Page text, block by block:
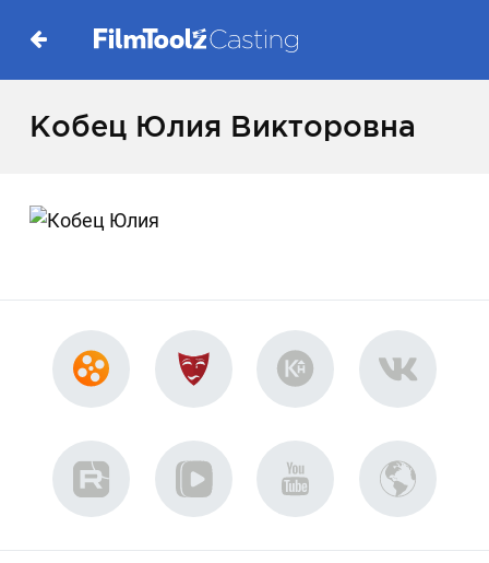
Кобец Юлия Викторовна